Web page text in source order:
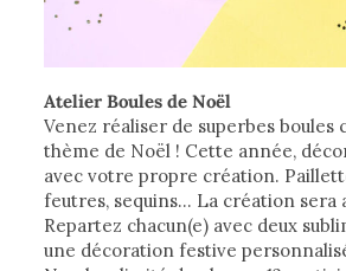
Atelier Boules de Noël
Venez réaliser de superbes boules
thème de Noël ! Cette année,
avec votre propre création.
feutres, sequins… La création sera
Repartez chacun(e) avec deux
une décoration festive